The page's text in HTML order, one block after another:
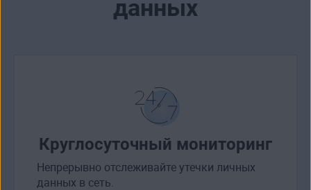
данных
Круглосуточный мониторинг
Непрерывно отслеживайте утечки личных
данных в сеть.